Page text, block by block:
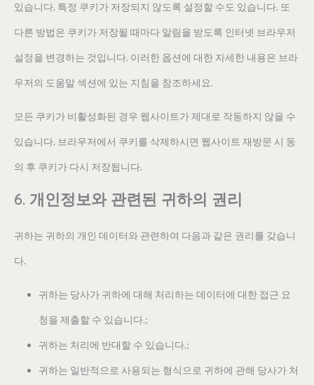
있습니다. 특정 쿠키가 저장되지 않도록 설정할 수도 있습니다. 또
다른 방법은 쿠키가 저장될 때마다 알림을 받도록 인터넷 브라우저
설정을 변경하는 것입니다. 이러한 옵션에 대한 자세한 내용은 브라
우저의 도움말 섹션에 있는 지침을 참조하세요.
모든 쿠키가 비활성화된 경우 웹사이트가 제대로 작동하지 않을 수
있습니다. 브라우저에서 쿠키를 삭제하시면 웹사이트 재방문 시 동
의 후 쿠키가 다시 저장됩니다.
6. 개인정보와 관련된 귀하의 권리
귀하는 귀하의 개인 데이터와 관련하여 다음과 같은 권리를 갖습니
다.
귀하는 당사가 귀하에 대해 처리하는 데이터에 대한 접근 요
청을 제출할 수 있습니다.;
귀하는 처리에 반대할 수 있습니다.;
귀하는 일반적으로 사용되는 형식으로 귀하에 관해 당사가 처